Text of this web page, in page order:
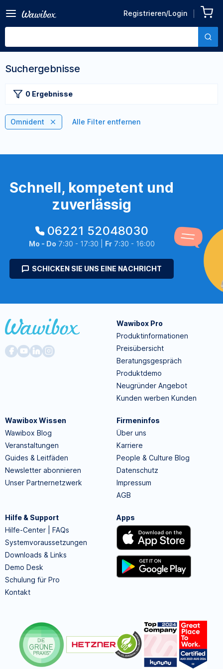
Registrieren/Login
Suchergebnisse
0 Ergebnisse
Omnident Alle Filter entfernen
Schnell, kompetent und
zuverlässig
06221 52048030
Mo - Do 7:30 - 17:30 | Fr7:30 - 16:00
SCHICKEN SIE UNS EINE NACHRICHT
Wawibox Pro
Produktinformationen
Preisübersicht
Beratungsgespräch
Produktdemo
Neugründer Angebot
Kunden werben Kunden
Wawibox Wissen
Wawibox Blog
Veranstaltungen
Guides & Leitfäden
Newsletter abonnieren
Unser Partnernetzwerk
Firmeninfos
Über uns
Karriere
People & Culture Blog
Datenschutz
Impressum
AGB
Hilfe & Support
Hilfe-Center | FAQs
Systemvoraussetzungen
Downloads & Links
Demo Desk
Schulung für Pro
Kontakt
Apps